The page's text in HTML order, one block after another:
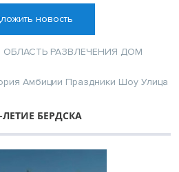
новость
ОБЛАСТЬ РАЗВЛЕЧЕНИЯ ДОМ
Амбиции Праздники Шоу Улица
БЕРДСКА